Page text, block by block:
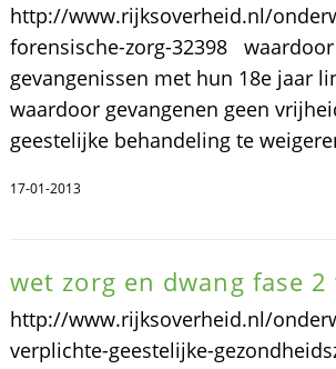
http://www.rijksoverheid.nl/
forensische-zorg-32398
gevangenissen met hun 18e jaar
waardoor gevangenen geen
geestelijke behandeling te
17-01-2013
wet zorg en dwang fase
http://www.rijksoverheid.nl/
verplichte-geestelijke-